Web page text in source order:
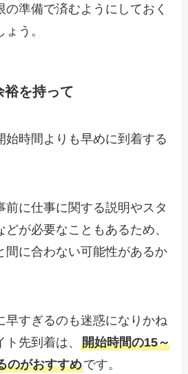
の準備で済むようにしておく
う。
裕を持って
始時間よりも早めに到着する
前に仕事に関する説明やスタ
が必要なこともあるため、
間に合わない可能性があるか
早すぎるのも迷惑になりかね
ト先到着は、開始時間の15～
のがおすすめです。